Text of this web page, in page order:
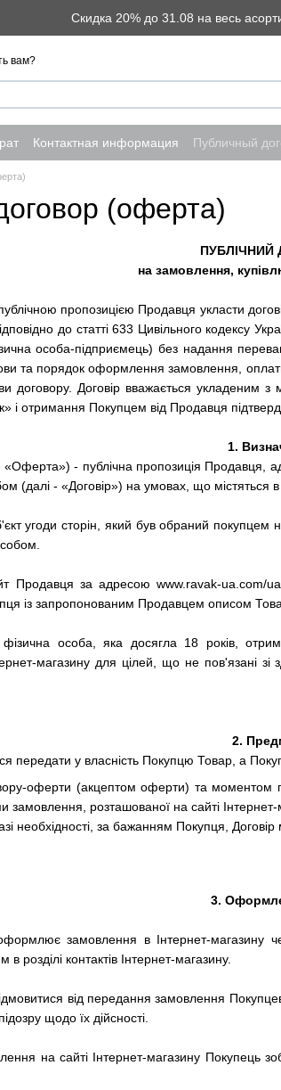
Скидка 20% до 31.08 на весь
вам?
Контактная информация Публичный
(оферта)
ПУБЛІЧНИЙ
на замовлення,
пропозицією Продавця укласти
до статті 633 Цивільного кодексу
особа-підприємець) без надання
та порядок оформлення замовлення,
договору. Договір вважається укладеним
і отримання Покупцем від Продавця
1.
- публічна пропозиція Продавця,
(далі - «Договір») на умовах, що містяться в
угоди сторін, який був обраний
Продавця за адресою www.ravak-ua.com/
із запропонованим Продавцем описом
особа, яка досягла 18 років,
магазину для цілей, що не пов'язані
2.
передати у власність Покупцю Товар, а
оферти (акцептом оферти) та моментом
розташованої на сайті
необхідності, за бажанням Покупця,
3.
замовлення в Інтернет-
розділі контактів Інтернет-магазину.
від передання замовлення
щодо їх дійсності.
на сайті Інтернет-магазину Покупець